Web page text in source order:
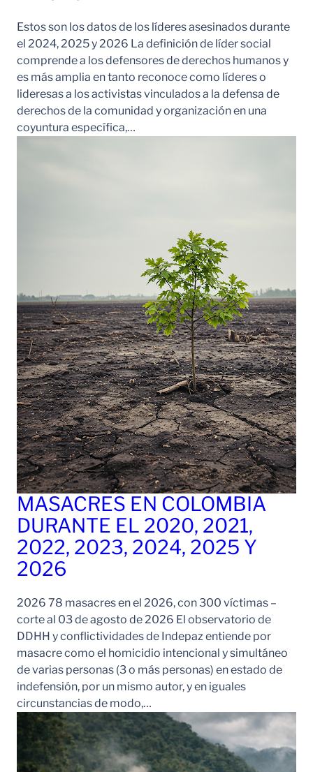
Estos son los datos de los líderes asesinados durante
el 2024, 2025 y 2026 La definición de líder social
comprende a los defensores de derechos humanos y
es más amplia en tanto reconoce como líderes o
lideresas a los activistas vinculados a la defensa de
derechos de la comunidad y organización en una
coyuntura específica,…
MASACRES EN COLOMBIA
DURANTE EL 2020, 2021,
2022, 2023, 2024, 2025 Y
2026
2026 78 masacres en el 2026, con 300 víctimas –
corte al 03 de agosto de 2026 El observatorio de
DDHH y conflictividades de Indepaz entiende por
masacre como el homicidio intencional y simultáneo
de varias personas (3 o más personas) en estado de
indefensión, por un mismo autor, y en iguales
circunstancias de modo,…